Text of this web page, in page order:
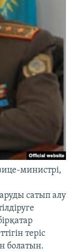
министрі,
сатып алу
теріс
болатын.